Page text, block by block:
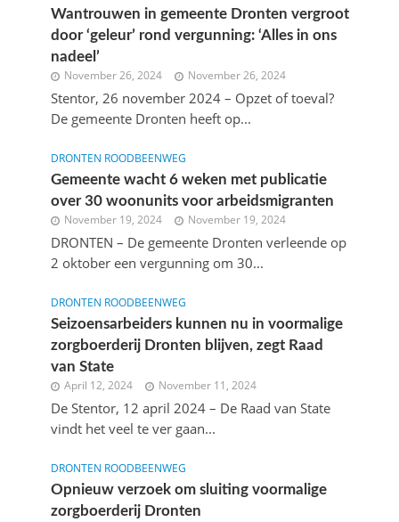
Wantrouwen in gemeente Dronten vergroot
door ‘geleur’ rond vergunning: ‘Alles in ons
nadeel’
November 26, 2024 November 26, 2024
Stentor, 26 november 2024 – Opzet of toeval?
De gemeente Dronten heeft op...
DRONTEN ROODBEENWEG
Gemeente wacht 6 weken met publicatie
over 30 woonunits voor arbeidsmigranten
November 19, 2024 November 19, 2024
DRONTEN – De gemeente Dronten verleende op
2 oktober een vergunning om 30...
DRONTEN ROODBEENWEG
Seizoensarbeiders kunnen nu in voormalige
zorgboerderij Dronten blijven, zegt Raad
van State
April 12, 2024 November 11, 2024
De Stentor, 12 april 2024 – De Raad van State
vindt het veel te ver gaan...
DRONTEN ROODBEENWEG
Opnieuw verzoek om sluiting voormalige
zorgboerderij Dronten